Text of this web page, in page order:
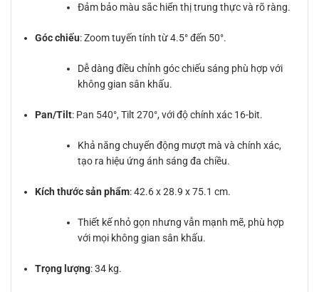
Đảm bảo màu sắc hiển thị trung thực và rõ ràng.
Góc chiếu: Zoom tuyến tính từ 4.5° đến 50°.
Dễ dàng điều chỉnh góc chiếu sáng phù hợp với
không gian sân khấu.
Pan/Tilt: Pan 540°, Tilt 270°, với độ chính xác 16-bit.
Khả năng chuyển động mượt mà và chính xác,
tạo ra hiệu ứng ánh sáng đa chiều.
Kích thước sản phẩm: 42.6 x 28.9 x 75.1 cm.
Thiết kế nhỏ gọn nhưng vẫn mạnh mẽ, phù hợp
với mọi không gian sân khấu.
Trọng lượng: 34 kg.